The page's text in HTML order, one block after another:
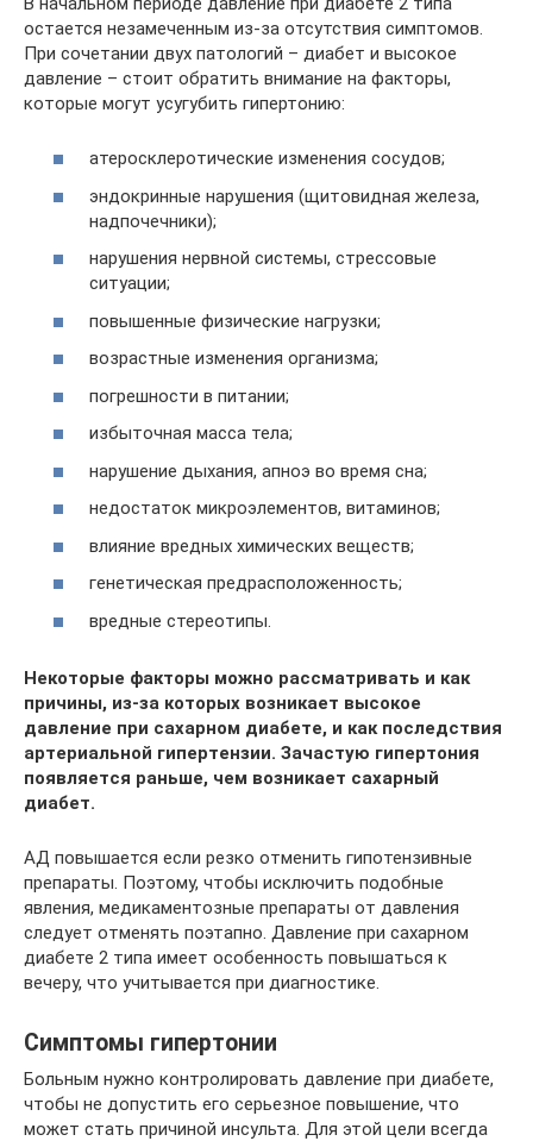
остается незамеченным из-за отсутствия симптомов.
При сочетании двух патологий – диабет и высокое
давление – стоит обратить внимание на факторы,
которые могут усугубить гипертонию:
атеросклеротические изменения сосудов;
эндокринные нарушения (щитовидная железа,
надпочечники);
нарушения нервной системы, стрессовые
ситуации;
повышенные физические нагрузки;
возрастные изменения организма;
погрешности в питании;
избыточная масса тела;
нарушение дыхания, апноэ во время сна;
недостаток микроэлементов, витаминов;
влияние вредных химических веществ;
генетическая предрасположенность;
вредные стереотипы.
Некоторые факторы можно рассматривать и как
причины, из-за которых возникает высокое
давление при сахарном диабете, и как последствия
артериальной гипертензии. Зачастую гипертония
появляется раньше, чем возникает сахарный
диабет.
АД повышается если резко отменить гипотензивные
препараты. Поэтому, чтобы исключить подобные
явления, медикаментозные препараты от давления
следует отменять поэтапно. Давление при сахарном
диабете 2 типа имеет особенность повышаться к
вечеру, что учитывается при диагностике.
Симптомы гипертонии
Больным нужно контролировать давление при диабете,
чтобы не допустить его серьезное повышение, что
может стать причиной инсульта. Для этой цели всегда